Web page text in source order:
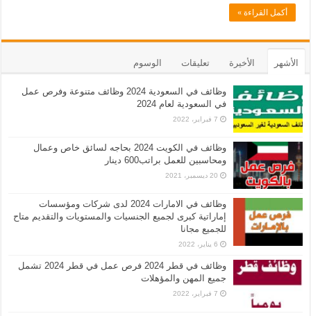
أكمل القراءة »
الأشهر الأخيرة تعليقات الوسوم
وظائف في السعودية 2024 وظائف متنوعة وفرص عمل
في السعودية لعام 2024
7 فبراير، 2022
وظائف في الكويت 2024 بحاجه لسائق خاص وعمال
ومحاسبين للعمل براتب600 دينار
20 ديسمبر، 2021
وظائف في الامارات 2024 لدى شركات ومؤسسات
إماراتية كبرى لجميع الجنسيات والمستويات والتقديم متاح
للجميع مجانا
6 يناير، 2022
وظائف في قطر 2024 فرص عمل في قطر 2024 تشمل
جميع المهن والمؤهلات
7 فبراير، 2022